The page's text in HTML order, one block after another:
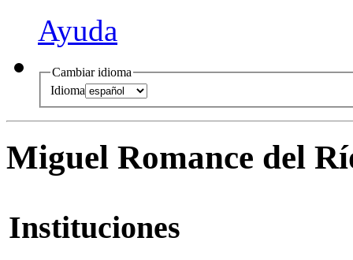
Ayuda
Cambiar idioma
Idioma
Miguel Romance del
Instituciones